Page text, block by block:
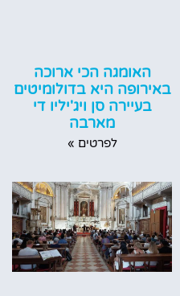
האומגה הכי ארוכה
באירופה היא בדולומיטים
בעיירה סן ויג'יליו די
מארבה
לפרטים »